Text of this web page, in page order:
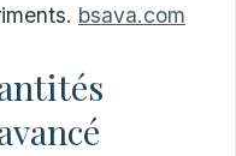
bsava.com